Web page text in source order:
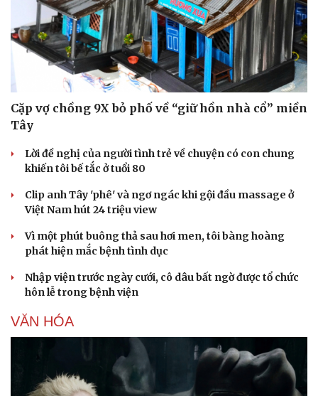
Văn học
Âm nhạc
Di sản
Thời trang
Sao Việt
Cặp vợ chồng 9X bỏ phố về “giữ hồn nhà cổ” miền
Tây
Lời đề nghị của người tình trẻ về chuyện có con chung
khiến tôi bế tắc ở tuổi 80
Clip anh Tây 'phê' và ngơ ngác khi gội đầu massage ở
Việt Nam hút 24 triệu view
Vì một phút buông thả sau hơi men, tôi bàng hoàng
phát hiện mắc bệnh tình dục
Nhập viện trước ngày cưới, cô dâu bất ngờ được tổ chức
hôn lễ trong bệnh viện
VĂN HÓA